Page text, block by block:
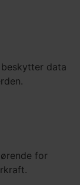
data
for